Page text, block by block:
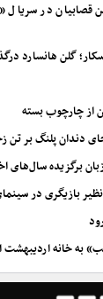
در سریال
گلن هانسارد
از چارچوب بسته
دندان پلنگ بر تن
بازیگری در
به خانه اردیبهشت